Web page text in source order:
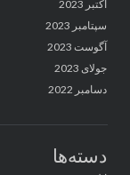
اکتبر 2023
سپتامبر 2023
آگوست 2023
جولای 2023
دسامبر 2022
دسته‌ها